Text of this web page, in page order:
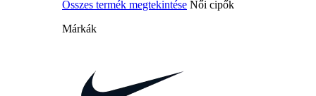
Összes termék megtekintése Női cipők
Márkák